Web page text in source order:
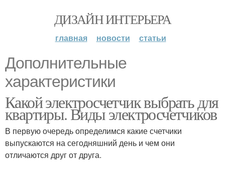
ДИЗАЙН ИНТЕРЬЕРА
главная новости статьи
Дополнительные
характеристики
Какой электросчетчик выбрать для
квартиры. Виды электросчетчиков
В первую очередь определимся какие счетчики
выпускаются на сегодняшний день и чем они
отличаются друг от друга.